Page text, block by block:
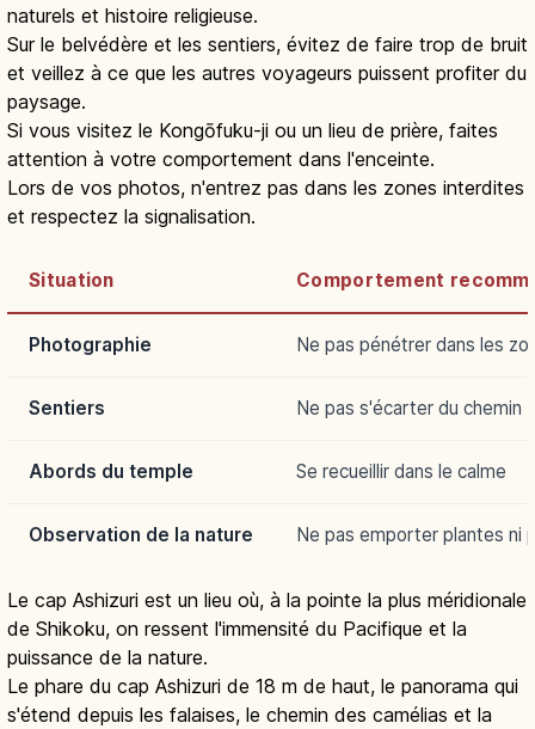
naturels et histoire religieuse.
Sur le belvédère et les sentiers, évitez de faire trop de bruit
et veillez à ce que les autres voyageurs puissent profiter du
paysage.
Si vous visitez le Kongōfuku-ji ou un lieu de prière, faites
attention à votre comportement dans l'enceinte.
Lors de vos photos, n'entrez pas dans les zones interdites
et respectez la signalisation.
Situation Comportement
Photographie Ne pas pénétrer dans les
Sentiers Ne pas s'écarter du chemin
Abords du temple Se recueillir dans le calme
Observation de la nature Ne pas emporter plantes ni
Le cap Ashizuri est un lieu où, à la pointe la plus méridionale
de Shikoku, on ressent l'immensité du Pacifique et la
puissance de la nature.
Le phare du cap Ashizuri de 18 m de haut, le panorama qui
s'étend depuis les falaises, le chemin des camélias et la